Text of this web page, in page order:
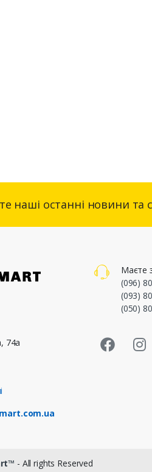
наші останні новини та
74а
Маєте
(096)
(093)
(050)
- All rights Reserved